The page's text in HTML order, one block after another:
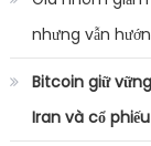
nhưng vẫn
Bitcoin giữ
Iran và cổ